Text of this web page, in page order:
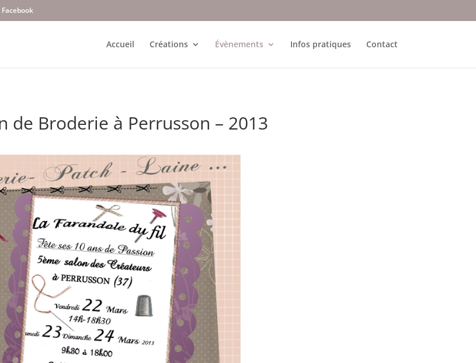
Accueil Créations Évènements Infos pratiques Contact
de Broderie à Perrusson – 2013